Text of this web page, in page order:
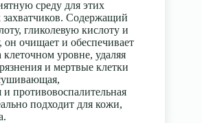
среду для этих
Содержащий
гликолевую кислоту и
очищает и обеспечивает
уровне, удаляя
и мертвые клетки
и противовоспалительная
подходит для кожи,